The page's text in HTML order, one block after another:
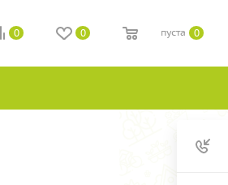
0 0 0
пуста